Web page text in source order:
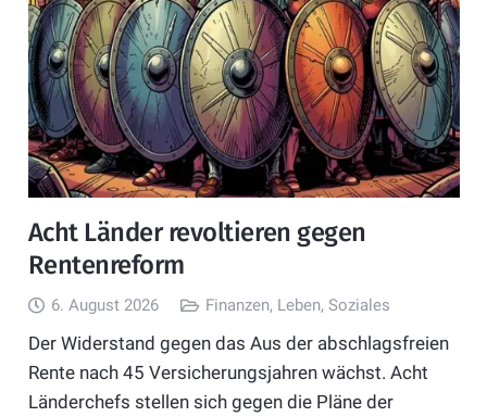
Acht Länder revoltieren gegen
Rentenreform
6. August 2026 Finanzen, Leben,Soziales
Der Widerstand gegen das Aus der abschlagsfreien
Rente nach 45 Versicherungsjahren wächst. Acht
Länderchefs stellen sich gegen die Pläne der